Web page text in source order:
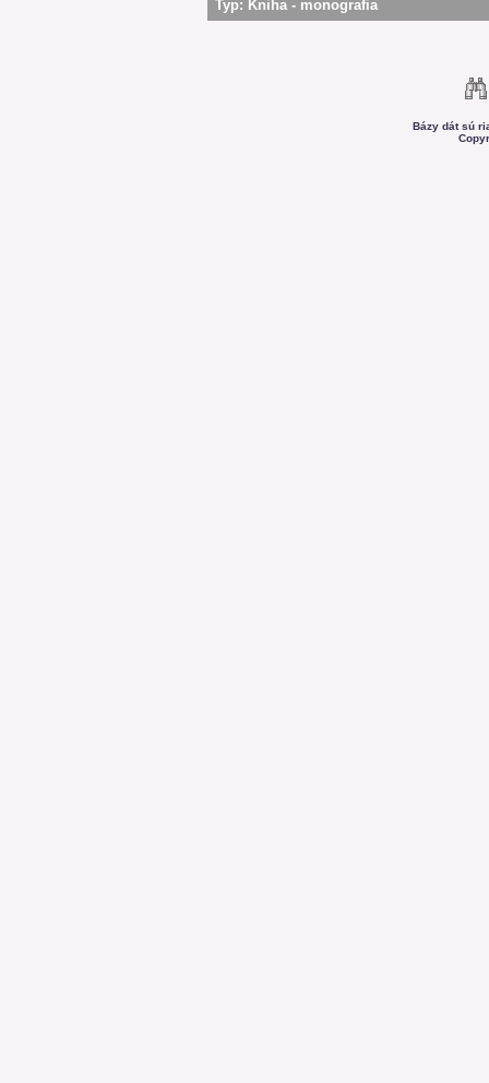
Typ: Kniha - monografia
Bázy dát sú